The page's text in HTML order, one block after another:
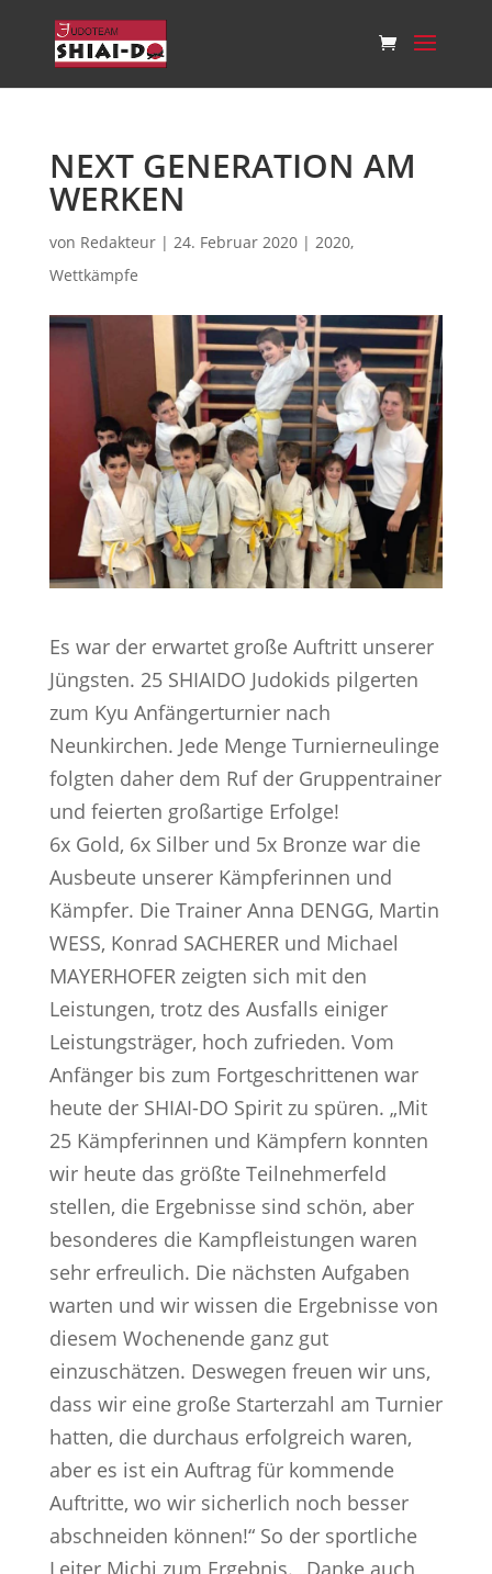
NEXT GENERATION AM
WERKEN
von Redakteur| 24. Februar 2020| 2020,
Wettkämpfe
Es war der erwartet große Auftritt unserer
Jüngsten. 25 SHIAIDO Judokids pilgerten
zum Kyu Anfängerturnier nach
Neunkirchen. Jede Menge Turnierneulinge
folgten daher dem Ruf der Gruppentrainer
und feierten großartige Erfolge!
6x Gold, 6x Silber und 5x Bronze war die
Ausbeute unserer Kämpferinnen und
Kämpfer. Die Trainer Anna DENGG, Martin
WESS, Konrad SACHERER und Michael
MAYERHOFER zeigten sich mit den
Leistungen, trotz des Ausfalls einiger
Leistungsträger, hoch zufrieden. Vom
Anfänger bis zum Fortgeschrittenen war
heute der SHIAI-DO Spirit zu spüren. „Mit
25 Kämpferinnen und Kämpfern konnten
wir heute das größte Teilnehmerfeld
stellen, die Ergebnisse sind schön, aber
besonderes die Kampfleistungen waren
sehr erfreulich. Die nächsten Aufgaben
warten und wir wissen die Ergebnisse von
diesem Wochenende ganz gut
einzuschätzen. Deswegen freuen wir uns,
dass wir eine große Starterzahl am Turnier
hatten, die durchaus erfolgreich waren,
aber es ist ein Auftrag für kommende
Auftritte, wo wir sicherlich noch besser
abschneiden können!“ So der sportliche
Leiter Michi zum Ergebnis. „Danke auch